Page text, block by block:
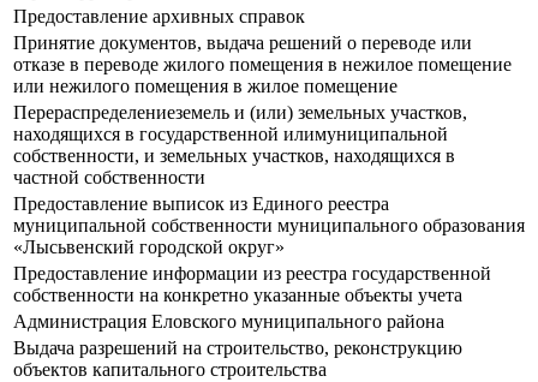
Предоставление архивных справок
Принятие документов, выдача решений о переводе или
отказе в переводе жилого помещения в нежилое помещение
или нежилого помещения в жилое помещение
Перераспределениеземель и (или) земельных участков,
находящихся в государственной илимуниципальной
собственности, и земельных участков, находящихся в
частной собственности
Предоставление выписок из Единого реестра
муниципальной собственности муниципального образования
«Лысьвенский городской округ»
Предоставление информации из реестра государственной
собственности на конкретно указанные объекты учета
Администрация Еловского муниципального района
Выдача разрешений на строительство, реконструкцию
объектов капитального строительства